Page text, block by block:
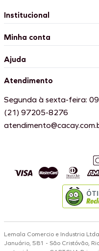
Institucional
Minha conta
Ajuda
Atendimento
Segunda à sexta-feira:
(21) 97205-8276
Lemala Comercio e Industria
Januário, 581 - São Cristóvão,